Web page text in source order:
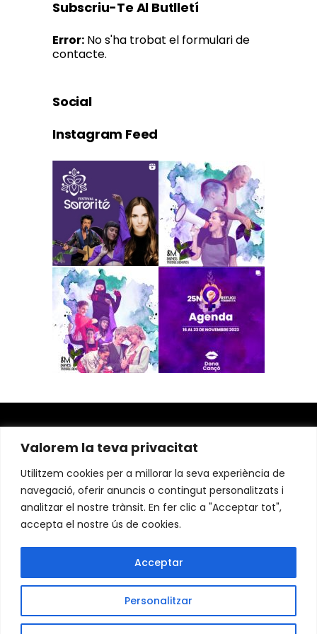
Valorem la teva privacitat
Utilitzem cookies per a millorar la seva experiència de
navegació, oferir anuncis o contingut personalitzats i
analitzar el nostre trànsit. En fer clic a "Acceptar tot",
accepta el nostre ús de cookies.
Personalitzar
Acceptar
Subscriu-Te Al Butlletí
Error: No s'ha trobat el formulari de
contacte.
Social
Instagram Feed
Facebook
Linkedin